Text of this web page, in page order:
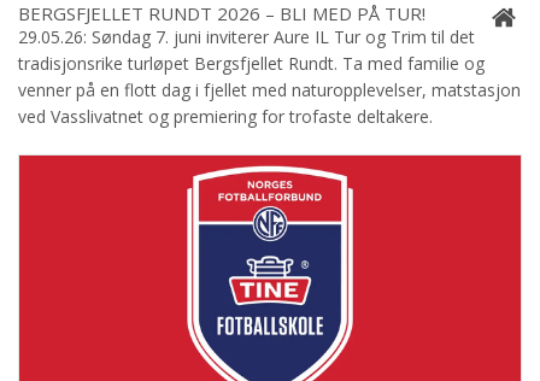
BERGSFJELLET RUNDT 2026 – BLI MED PÅ TUR!
29.05.26: Søndag 7. juni inviterer Aure IL Tur og Trim til det
tradisjonsrike turløpet Bergsfjellet Rundt. Ta med familie og
venner på en flott dag i fjellet med naturopplevelser, matstasjon
ved Vasslivatnet og premiering for trofaste deltakere.